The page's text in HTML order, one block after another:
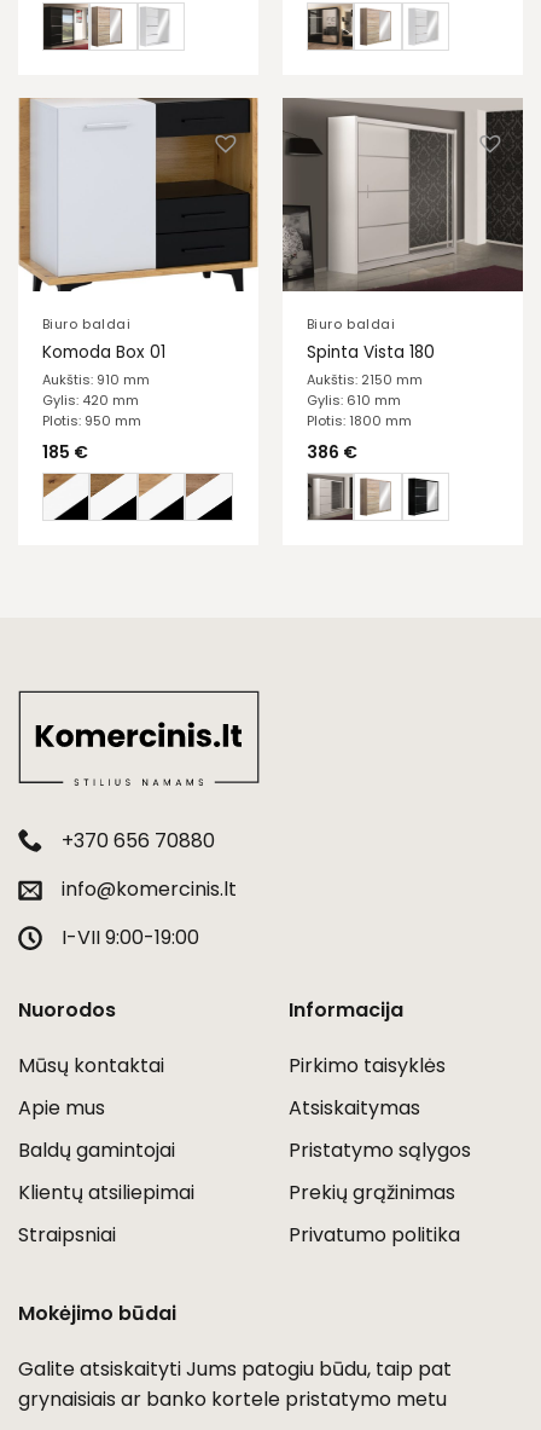
Biuro baldai
Komoda Box 01
Aukštis: 910 mm
Gylis: 420 mm
Plotis: 950 mm
185 €
Biuro baldai
Spinta Vista 180
Aukštis: 2150 mm
Gylis: 610 mm
Plotis: 1800 mm
386 €
+370 656 70880
info@komercinis.lt
I-VII 9:00-19:00
Nuorodos
Mūsų kontaktai
Apie mus
Baldų gamintojai
Klientų atsiliepimai
Straipsniai
Informacija
Pirkimo taisyklės
Atsiskaitymas
Pristatymo sąlygos
Prekių grąžinimas
Privatumo politika
Mokėjimo būdai
Galite atsiskaityti Jums patogiu būdu, taip pat
grynaisiais ar banko kortele pristatymo metu